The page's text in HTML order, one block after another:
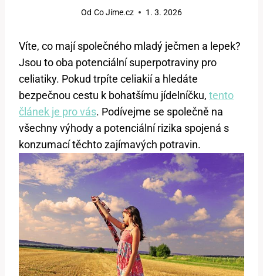
Od Co Jíme.cz 1. 3. 2026
Víte, co mají společného mladý ječmen a lepek?
Jsou to oba potenciální superpotraviny pro
celiatiky. Pokud trpíte celiakií a hledáte
bezpečnou cestu k bohatšímu jídelníčku, tento
článek je pro vás. Podívejme se společně na
všechny výhody a potenciální rizika spojená s
konzumací těchto zajímavých potravin.